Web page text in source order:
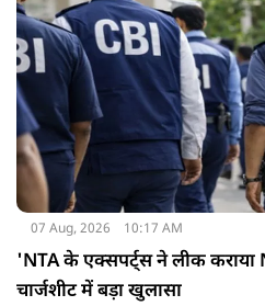
07 Aug, 2026 10:17 AM
'NTA के एक्सपर्ट्स ने लीक कराया
चार्जशीट में बड़ा खुलासा